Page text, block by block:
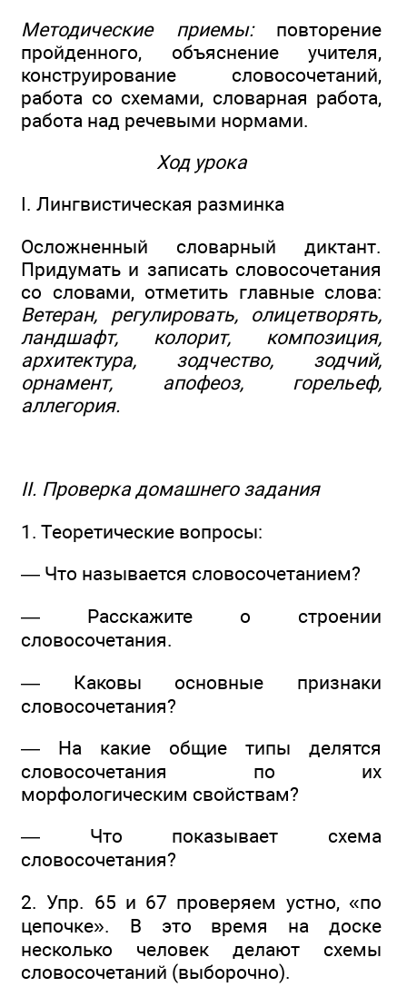
Методические приемы:повторение
пройденного, объяснение учителя,
конструирование словосочетаний,
работа со схемами, словарная работа,
работа над речевыми нормами.
Ход урока
I. Лингвистическая разминка
Осложненный словарный диктант.
Придумать и записать словосочетания
со словами, отметить главные слова:
Ветеран, регулировать, олицетворять,
ландшафт, колорит, композиция,
архитектура, зодчество, зодчий,
орнамент, апофеоз, горельеф,
аллегория.
II. Проверка домашнего задания
1. Теоретические вопросы:
— Что называется словосочетанием?
— Расскажите о строении
словосочетания.
— Каковы основные признаки
словосочетания?
— На какие общие типы делятся
словосочетания по их
морфологическим свойствам?
— Что показывает схема
словосочетания?
2. Упр. 65 и 67 проверяем устно, «по
цепочке». В это время на доске
несколько человек делают схемы
словосочетаний (выборочно).